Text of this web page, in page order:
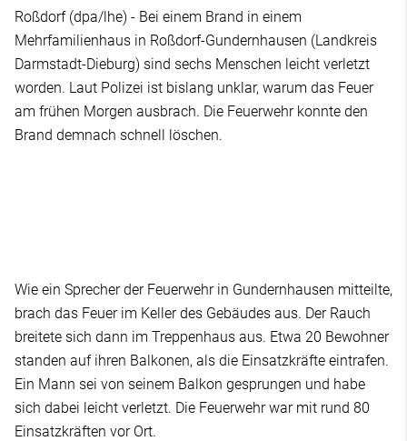
Roßdorf (dpa/lhe) - Bei einem Brand in einem
Mehrfamilienhaus in Roßdorf-Gundernhausen (Landkreis
Darmstadt-Dieburg) sind sechs Menschen leicht verletzt
worden. Laut Polizei ist bislang unklar, warum das Feuer
am frühen Morgen ausbrach. Die Feuerwehr konnte den
Brand demnach schnell löschen.
Wie ein Sprecher der Feuerwehr in Gundernhausen mitteilte,
brach das Feuer im Keller des Gebäudes aus. Der Rauch
breitete sich dann im Treppenhaus aus. Etwa 20 Bewohner
standen auf ihren Balkonen, als die Einsatzkräfte eintrafen.
Ein Mann sei von seinem Balkon gesprungen und habe
sich dabei leicht verletzt. Die Feuerwehr war mit rund 80
Einsatzkräften vor Ort.